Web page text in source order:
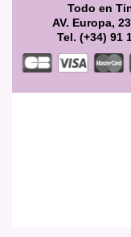
Todo en
AV. Europa,
Tel. (+34) 91